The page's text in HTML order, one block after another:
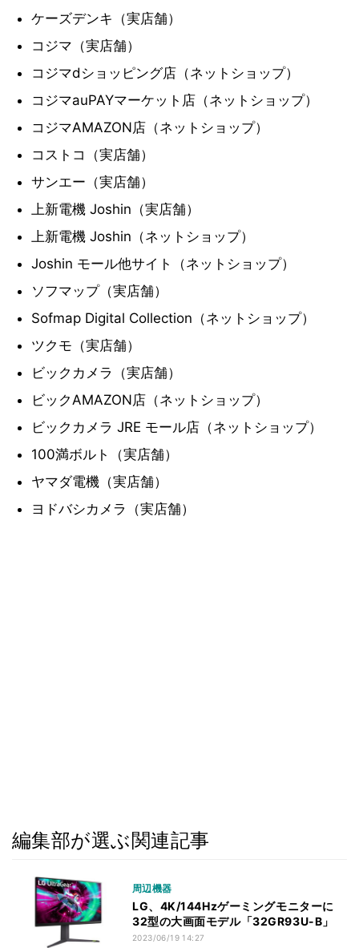
ケーズデンキ（実店舗）
コジマ（実店舗）
コジマdショッピング店（ネットショップ）
コジマauPAYマーケット店（ネットショップ）
コジマAMAZON店（ネットショップ）
コストコ（実店舗）
サンエー（実店舗）
上新電機 Joshin（実店舗）
上新電機 Joshin（ネットショップ）
Joshin モール他サイト（ネットショップ）
ソフマップ（実店舗）
Sofmap Digital Collection（ネットショップ）
ツクモ（実店舗）
ビックカメラ（実店舗）
ビックAMAZON店（ネットショップ）
ビックカメラ JRE モール店（ネットショップ）
100満ボルト（実店舗）
ヤマダ電機（実店舗）
ヨドバシカメラ（実店舗）
編集部が選ぶ関連記事
周辺機器
LG、4K/144Hzゲーミングモニターに
32型の大画面モデル「32GR93U-B」
2023/06/19 14:27